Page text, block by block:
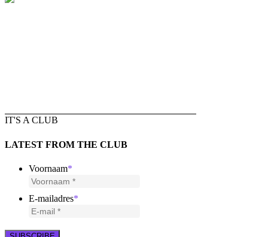
IT'S A CLUB
LATEST FROM THE CLUB
Voornaam*
E-mailadres*